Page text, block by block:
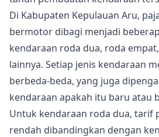
Di Kabupaten Kepulauan Aru,
bermotor dibagi menjadi
kendaraan roda dua, roda
lainnya. Setiap jenis kendaraan
berbeda-beda, yang juga
kendaraan apakah itu baru atau
Untuk kendaraan roda dua, tarif
rendah dibandingkan dengan